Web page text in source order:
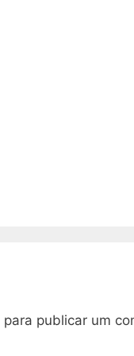
para publicar um